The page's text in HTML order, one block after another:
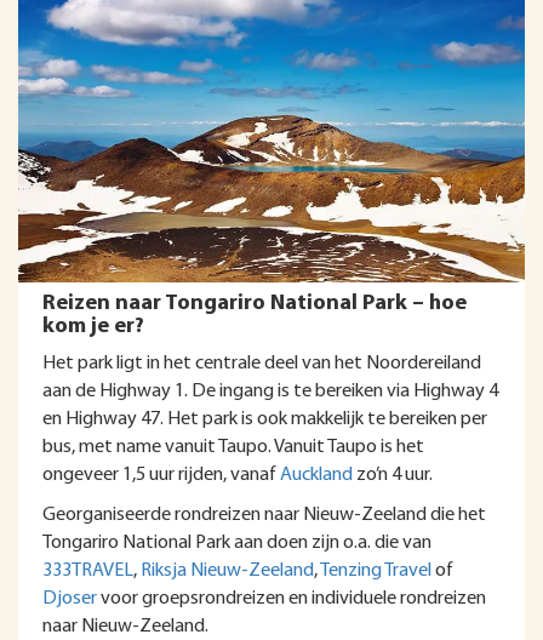
Reizen naar Tongariro National Park – hoe
kom je er?
Het park ligt in het centrale deel van het Noordereiland
aan de Highway 1. De ingang is te bereiken via Highway 4
en Highway 47. Het park is ook makkelijk te bereiken per
bus, met name vanuit Taupo. Vanuit Taupo is het
ongeveer 1,5 uur rijden, vanaf Auckland zo’n 4 uur.
Georganiseerde rondreizen naar Nieuw-Zeeland die het
Tongariro National Park aan doen zijn o.a. die van
333TRAVEL, Riksja Nieuw-Zeeland, Tenzing Travel of
Djoservoor groepsrondreizen en individuele rondreizen
naar Nieuw-Zeeland.